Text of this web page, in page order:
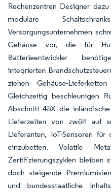
Rechenzentren Designer
modulare
Versorgungsunternehmen
Gehäuse vor, die für
Batterieentwickler
integrierten
ziehen Gehäuse-
Gleichzeitig beschleunigen
Abschnitt 45X die
Lieferzeiten von zwölf auf
Lieferanten, IoT-Sensoren
einzubetten. Volatile
Zertifizierungszyklen bleiben
doch steigende
und bundesstaatliche